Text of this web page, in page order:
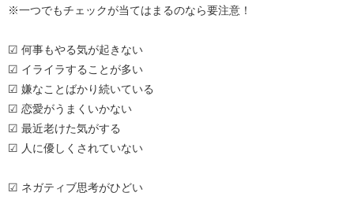
※一つでもチェックが当てはまるのなら要注意！
☑ 何事もやる気が起きない
☑ イライラすることが多い
☑ 嫌なことばかり続いている
☑ 恋愛がうまくいかない
☑ 最近老けた気がする
☑ 人に優しくされていない
☑ ネガティブ思考がひどい